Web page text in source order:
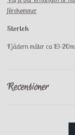
förekommer
Storlek
Fjädern mäter ca 19-
Recensioner